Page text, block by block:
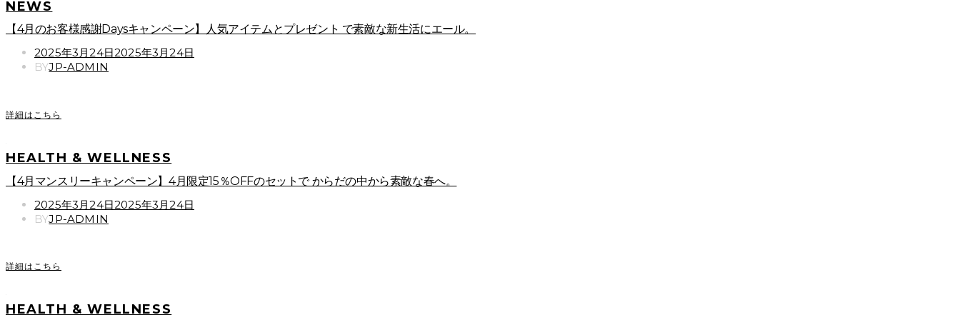
NEWS
【4月のお客様感謝Daysキャンペーン】人気アイテムとプレゼント で素敵な新生活にエール。
POSTED
ON
2025年3月24日2025年3月24日
BYJP-ADMIN
詳細はこちら
HEALTH & WELLNESS
【4月マンスリーキャンペーン】4月限定15％OFFのセットで からだの中から素敵な春へ。
POSTED
ON
2025年3月24日2025年3月24日
BYJP-ADMIN
詳細はこちら
HEALTH & WELLNESS